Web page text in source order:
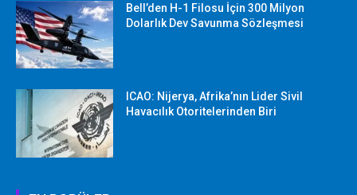
Bell’den H-1 Filosu İçin 300 Milyon
Dolarlık Dev Savunma Sözleşmesi
ICAO: Nijerya, Afrika’nın Lider Sivil
Havacılık Otoritelerinden Biri